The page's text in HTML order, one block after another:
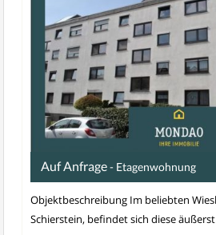
Auf Anfrage- Etagenwohnung
Objektbeschreibung Im beliebten
Schierstein, befindet sich diese